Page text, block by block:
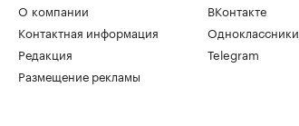
О компании
Контактная информация
Редакция
Размещение рекламы
ВКонтакте
Одноклассники
Telegram